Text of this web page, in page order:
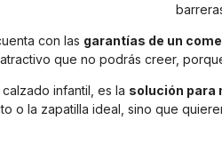
con las garantías de un
que no podrás creer,
infantil, es la solución para
o la zapatilla ideal, sino que